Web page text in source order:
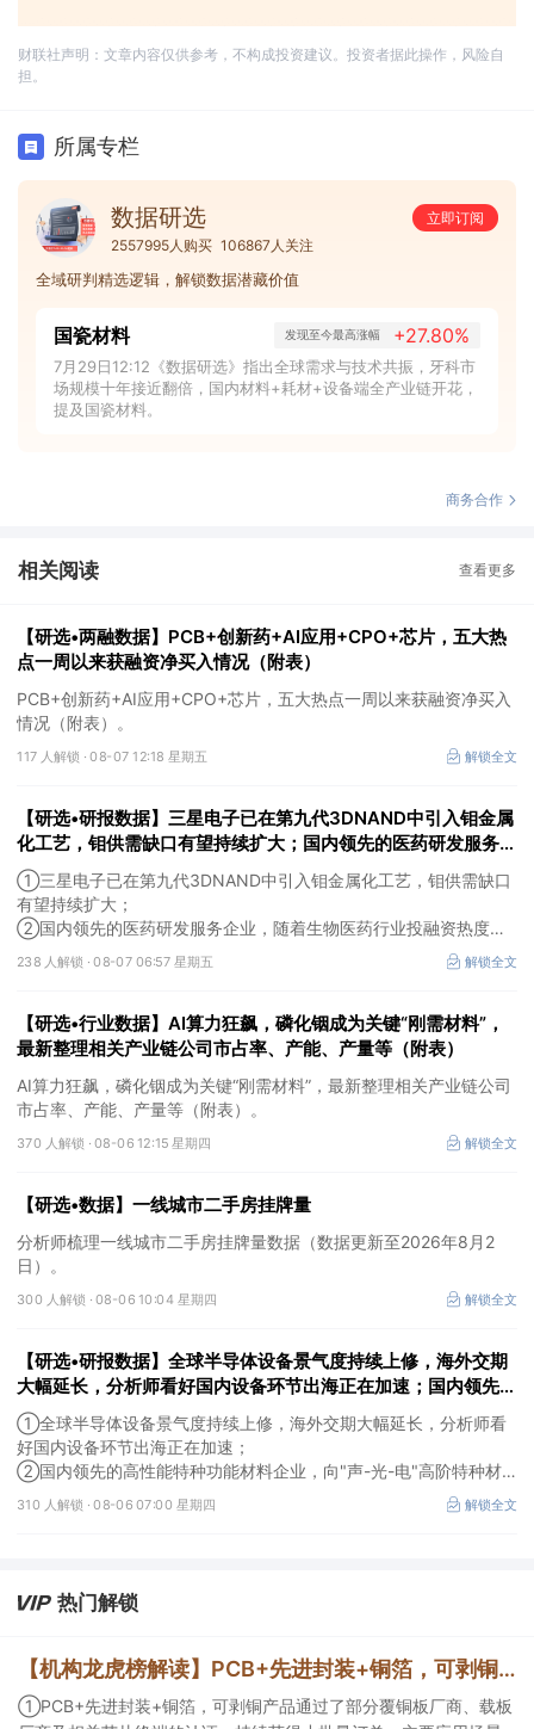
财联社声明：文章内容仅供参考，不构成投资建议。投资者据此操作，风险自
担。
所属专栏
数据研选
立即订阅
2557995人购买 106867人关注
全域研判精选逻辑，解锁数据潜藏价值
国瓷材料 发现至今最高涨幅 +27.80%
7月29日12:12《数据研选》指出全球需求与技术共振，牙科市
场规模十年接近翻倍，国内材料+耗材+设备端全产业链开花，
提及国瓷材料。
商务合作
相关阅读 查看更多
【研选•两融数据】PCB+创新药+AI应用+CPO+芯片，五大热
点一周以来获融资净买入情况（附表）
PCB+创新药+AI应用+CPO+芯片，五大热点一周以来获融资净买入
情况（附表）。
117 人解锁 ·08-07 12:18 星期五 解锁全文
【研选•研报数据】三星电子已在第九代3DNAND中引入钼金属
化工艺，钼供需缺口有望持续扩大；国内领先的医药研发服务企
业，随着生物医药行业投融资热度企稳回暖，后续实验室业务的
毛利拐点值得期待
①三星电子已在第九代3DNAND中引入钼金属化工艺，钼供需缺口
有望持续扩大；
②国内领先的医药研发服务企业，随着生物医药行业投融资热度企
稳回暖，后续实验室业务的毛利拐点值得期待。
238 人解锁 ·08-07 06:57 星期五 解锁全文
【研选•行业数据】AI算力狂飙，磷化铟成为关键“刚需材料”，
最新整理相关产业链公司市占率、产能、产量等（附表）
AI算力狂飙，磷化铟成为关键“刚需材料”，最新整理相关产业链公司
市占率、产能、产量等（附表）。
370 人解锁 ·08-06 12:15 星期四 解锁全文
【研选•数据】一线城市二手房挂牌量
分析师梳理一线城市二手房挂牌量数据（数据更新至2026年8月2
日）。
300 人解锁 ·08-06 10:04 星期四 解锁全文
【研选•研报数据】全球半导体设备景气度持续上修，海外交期
大幅延长，分析师看好国内设备环节出海正在加速；国内领先的
高性能特种功能材料企业，向"声-光-电"高阶特种材料平台跨
越，打开成长空间
①全球半导体设备景气度持续上修，海外交期大幅延长，分析师看
好国内设备环节出海正在加速；
②国内领先的高性能特种功能材料企业，向"声-光-电"高阶特种材
料平台跨越，打开成长空间。
310 人解锁 ·08-06 07:00 星期四 解锁全文
热门解锁
【机构龙虎榜解读】PCB+先进封装+铜箔，可剥铜产品通过了部分覆铜板厂商、载板厂商及相关芯片终端的认证，持续获得小批量订单，主要应用场景包括芯片封装光模块用PCB，机构大额净买入这家公司
①PCB+先进封装+铜箔，可剥铜产品通过了部分覆铜板厂商、载板